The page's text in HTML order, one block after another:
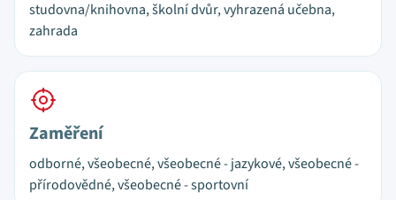
studovna/knihovna, školní dvůr, vyhrazená učebna,
zahrada
Zaměření
odborné, všeobecné, všeobecné - jazykové, všeobecné -
přírodovědné, všeobecné - sportovní